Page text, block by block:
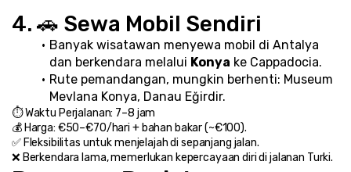
4. 🚗 Sewa Mobil Sendiri
Banyak wisatawan menyewa mobil di Antalya
dan berkendara melalui Konya ke Cappadocia.
Rute pemandangan, mungkin berhenti: Museum
Mevlana Konya, Danau Eğirdir.
⏱️ Waktu Perjalanan: 7–8 jam
💰 Harga: €50–€70/hari + bahan bakar (~€100).
✅ Fleksibilitas untuk menjelajah di sepanjang jalan.
❌ Berkendara lama, memerlukan kepercayaan diri di jalanan Turki.